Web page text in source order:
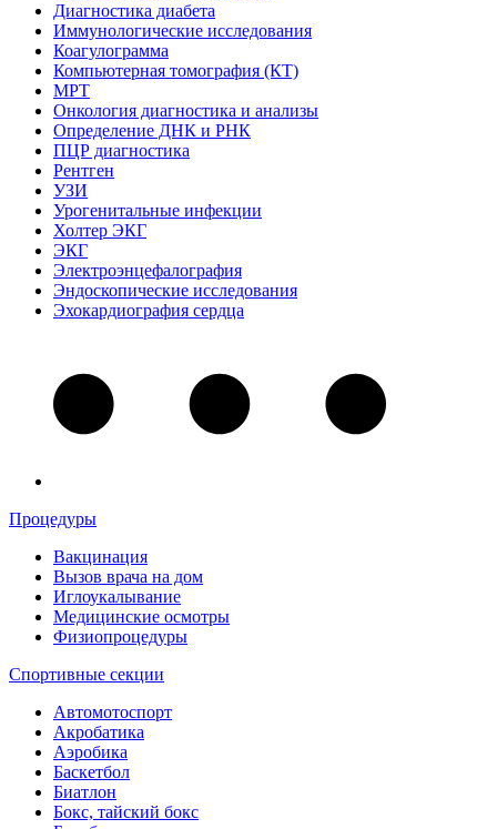
Диагностика диабета
Иммунологические исследования
Коагулограмма
Компьютерная томография (КТ)
МРТ
Онкология диагностика и анализы
Определение ДНК и РНК
ПЦР диагностика
Рентген
УЗИ
Урогенитальные инфекции
Холтер ЭКГ
ЭКГ
Электроэнцефалография
Эндоскопические исследования
Эхокардиография сердца
Процедуры
Вакцинация
Вызов врача на дом
Иглоукалывание
Медицинские осмотры
Физиопроцедуры
Спортивные секции
Автомотоспорт
Акробатика
Аэробика
Баскетбол
Биатлон
Бокс, тайский бокс